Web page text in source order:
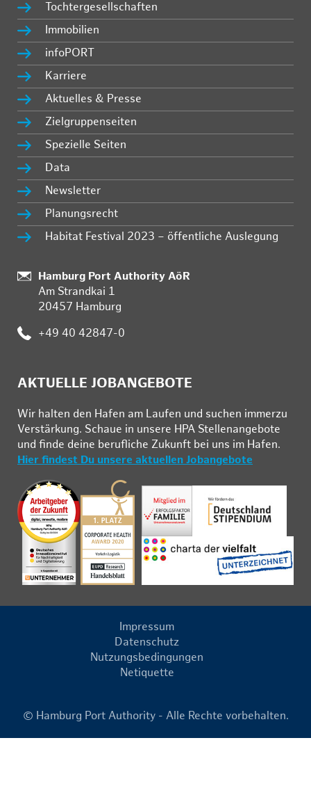
Tochtergesellschaften
Immobilien
infoPORT
Karriere
Aktuelles & Presse
Zielgruppenseiten
Spezielle Seiten
Data
Newsletter
Planungsrecht
Habitat Festival 2023 – öffentliche Auslegung
:
Hamburg Port Authority AöR
Am Strandkai 1
20457 Hamburg
: +49 40 42847-0
AKTUELLE JOBANGEBOTE
Wir hal­ten den Ha­fen am Lau­fen und su­chen im­mer­zu
Ver­stär­kung. Schau­e in un­se­re HPA Stel­len­an­ge­bo­te
und fin­de deine be­ruf­li­che Zu­kunft bei uns im Ha­fen.
Hier findest Du unsere aktuellen Jobangebote
Impressum
Datenschutz
Nutzungsbedingungen
Netiquette
© Hamburg Port Authority - Alle Rechte vorbehalten.